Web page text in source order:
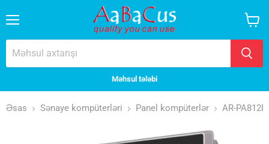
Məhsul tələbi
baxın
Əsas Sənaye kompüterləri Panel kompüterlər AR-